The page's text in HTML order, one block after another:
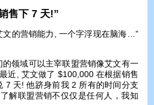
售下 7 天!”
文的营销能力, 一个字浮现在脑海…”
的领域可以主宰联盟营销像艾文有一
近, 艾文做了 $100,000 在根据销售
7 天! 他跻身前我 2 所有的时间分支
解联盟营销不仅仅是任何人，我知